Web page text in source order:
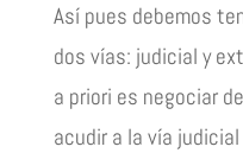
Así pues debemos
dos vías: judicial y
a priori es negociar
acudir a la vía